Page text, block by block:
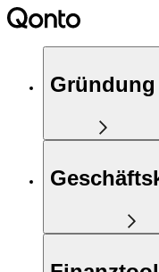
Gründung